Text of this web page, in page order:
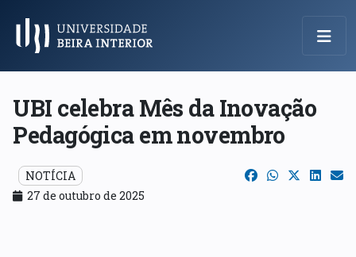
Menu Principal
UBI celebra Mês da Inovação
Pedagógica em novembro
NOTÍCIA
27 de outubro de 2025